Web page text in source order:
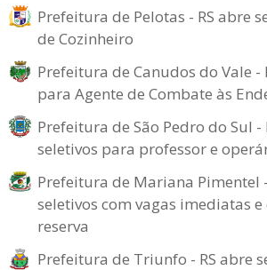
Prefeitura de Pelotas - RS abre
de Cozinheiro
Prefeitura de Canudos do Vale -
para Agente de Combate às
Prefeitura de São Pedro do Sul -
seletivos para professor e
Prefeitura de Mariana Pimentel
seletivos com vagas imediatas
reserva
Prefeitura de Triunfo - RS abre